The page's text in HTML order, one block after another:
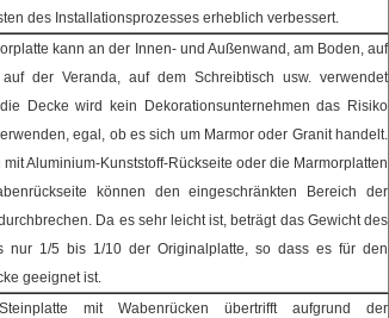
des Installationsprozesses erheblich verbessert.
kann an der Innen- und Außenwand, am Boden, auf
der Veranda, auf dem Schreibtisch usw. verwendet
Decke wird kein Dekorationsunternehmen das Risiko
egal, ob es sich um Marmor oder Granit handelt.
mit Aluminium-Kunststoff-Rückseite oder die Marmorplatten
können den eingeschränkten Bereich der
Da es sehr leicht ist, beträgt das Gewicht des
nur 1/5 bis 1/10 der Originalplatte, so dass es für den
geeignet ist.
Steinplatte mit Wabenrücken übertrifft aufgrund der